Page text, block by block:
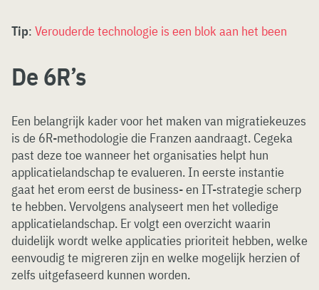
Tip: Verouderde technologie is een blok aan het been
De 6R’s
Een belangrijk kader voor het maken van migratiekeuzes
is de 6R-methodologie die Franzen aandraagt. Cegeka
past deze toe wanneer het organisaties helpt hun
applicatielandschap te evalueren. In eerste instantie
gaat het erom eerst de business- en IT-strategie scherp
te hebben. Vervolgens analyseert men het volledige
applicatielandschap. Er volgt een overzicht waarin
duidelijk wordt welke applicaties prioriteit hebben, welke
eenvoudig te migreren zijn en welke mogelijk herzien of
zelfs uitgefaseerd kunnen worden.